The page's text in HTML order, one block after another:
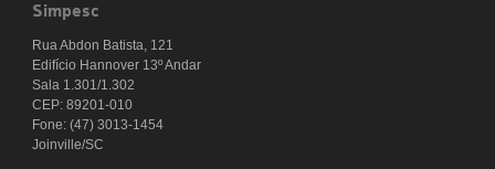
Simpesc
Rua Abdon Batista, 121
Edifício Hannover 13º Andar
Sala 1.301/1.302
CEP: 89201-010
Fone: (47) 3013-1454
Joinville/SC